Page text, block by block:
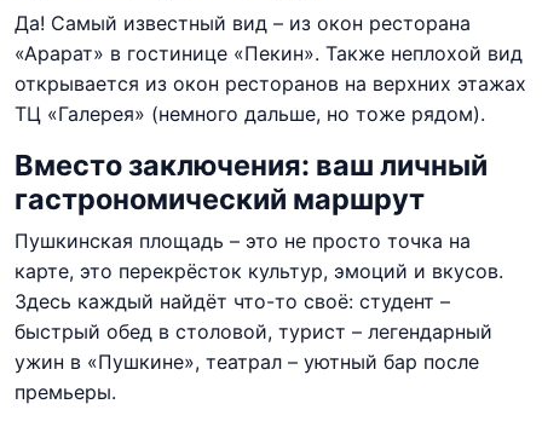
Да! Самый известный вид – из окон ресторана
«Арарат» в гостинице «Пекин». Также неплохой вид
открывается из окон ресторанов на верхних этажах
ТЦ «Галерея» (немного дальше, но тоже рядом).
Вместо заключения: ваш личный
гастрономический маршрут
Пушкинская площадь – это не просто точка на
карте, это перекрёсток культур, эмоций и вкусов.
Здесь каждый найдёт что-то своё: студент –
быстрый обед в столовой, турист – легендарный
ужин в «Пушкине», театрал – уютный бар после
премьеры.